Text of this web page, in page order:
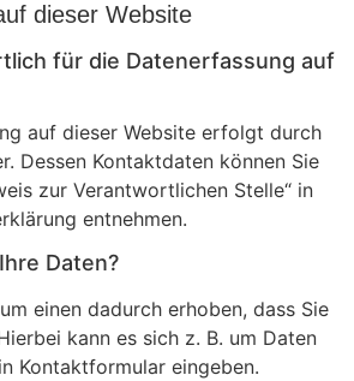
dieser Website
für die Datenerfassung auf
auf dieser Website erfolgt durch
Dessen Kontaktdaten können Sie
zur Verantwortlichen Stelle“ in
entnehmen.
Daten?
einen dadurch erhoben, dass Sie
kann es sich z. B. um Daten
Kontaktformular eingeben.